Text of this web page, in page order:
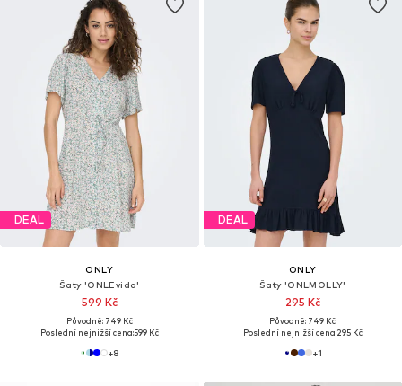
DEAL
ONLY
Šaty 'ONLEvida'
599 Kč
Původně: 749 Kč
Poslední nejnižší cena:599 Kč
+8
DEAL
ONLY
Šaty 'ONLMOLLY'
295 Kč
Původně: 749 Kč
Poslední nejnižší cena:295 Kč
+1